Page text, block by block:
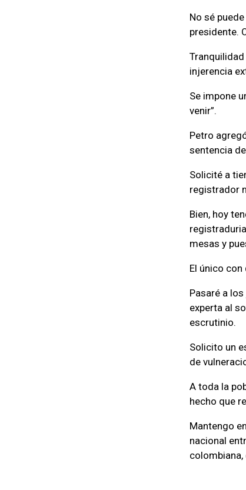
No sé
presidente.
injerencia
Se impone
venir”.
Petro
sentencia
Solicité a
registrador
Bien, hoy
mesas y
El único
Pasaré a
experta al
escrutinio.
Solicito un
de
A toda la
hecho que
Mantengo
nacional
colombiana,